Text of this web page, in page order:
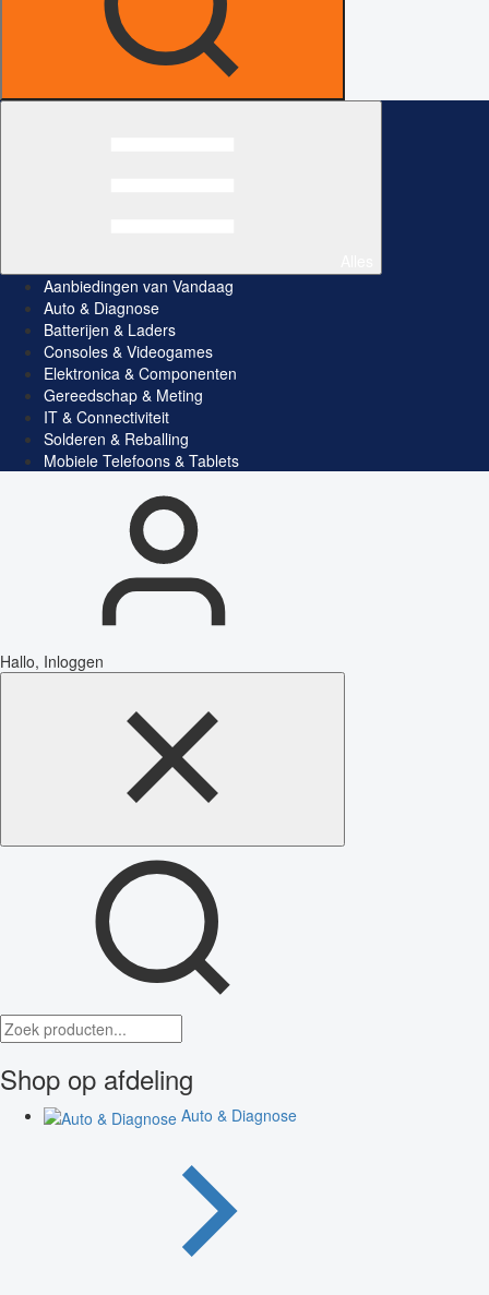
Aanbiedingen van Vandaag
Auto & Diagnose
Batterijen & Laders
Consoles & Videogames
Elektronica & Componenten
Gereedschap & Meting
IT & Connectiviteit
Solderen & Reballing
Mobiele Telefoons & Tablets
Hallo, Inloggen
Shop op afdeling
Auto & Diagnose